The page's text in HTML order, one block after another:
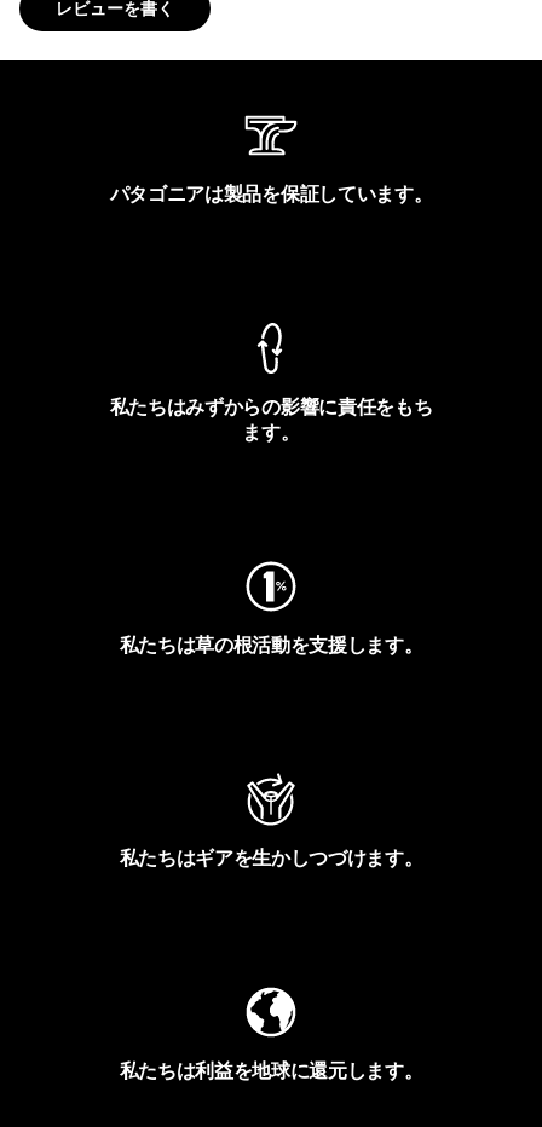
レビューを書く
パタゴニアは製品を保証しています。
私たちはみずからの影響に責任をもち
ます。
私たちは草の根活動を支援します。
私たちはギアを生かしつづけます。
私たちは利益を地球に還元します。